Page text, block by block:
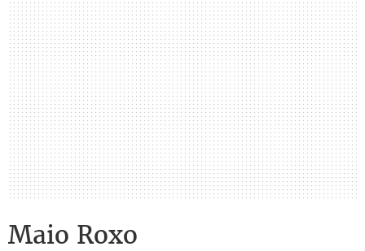
Maio Roxo